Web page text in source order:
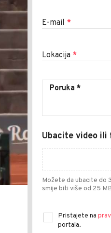
E-mail *
Lokacija *
Ubacite video ili
Možete da ubacite do
smije biti više od 25
Pristajete na
portala.